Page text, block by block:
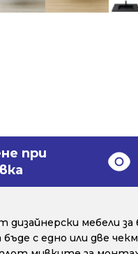
при
мебели
с едно или две